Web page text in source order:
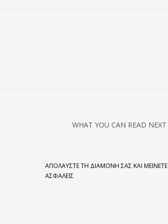
WHAT YOU CAN READ NEXT
ΑΠΟΛΑΎΣΤΕ ΤΗ ΔΙΑΜΟΝΉ ΣΑΣ ΚΑΙ ΜΕΊΝΕΤΕ
ΑΣΦΑΛΕΊΣ